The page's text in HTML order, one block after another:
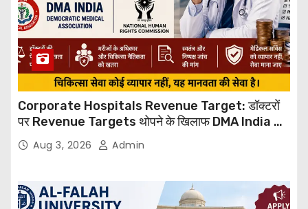
Corporate Hospitals Revenue Target: डॉक्टरों
पर Revenue Targets थोपने के खिलाफ DMA India का
बड़ा कदम, NHRC से Suo Motu जांच की मांग
Aug 3, 2026 Admin